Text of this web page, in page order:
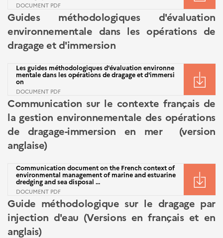
DOCUMENT PDF
Guides méthodologiques d'évaluation
environnementale dans les opérations de
dragage et d'immersion
Les guides méthodologiques d'évaluation environne
mentale dans les opérations de dragage et d'immersi
on
DOCUMENT PDF
Communication sur le contexte français de
la gestion environnementale des opérations
de dragage-immersion en mer (version
anglaise)
Communication document on the French context of
environmental management of marine and estuarine
dredging and sea disposal ...
DOCUMENT PDF
Guide méthodologique sur le dragage par
injection d'eau (Versions en français et en
anglais)